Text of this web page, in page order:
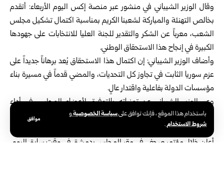
باستخدام هذا الموقع ، فإنك توافق علىسياسة الخصوصيةو
شروط الاستخدام.
موافق
وقال الوزير الشيباني في منشور عبر منصة إكس اليوم الأربعاء: ‏أتقدم
بخالص التهنئة والمباركة لشعبنا الكريم بمناسبة اكتمال تشكيل ‏مجلس
الشعب، معرباً عن الشكر والتقدير للجنة العليا ‏للانتخابات على جهودها
الكبيرة في إنجاح هذا الاستحقاق الوطني.‏
وأضاف الوزير الشيباني: إن اكتمال هذا الاستحقاق يُعد برهاناً جديداً ‏على
عزم سوريا الثابت في تجاوز كل التحديات، والمضي قدماً في ‏مسيرة بناء
مؤسسات الدولة بفاعلية واقتدار عالٍ.‏
وعبر الوزير الشيباني عن تمنياته بالتوفيق لأعضاء المجلس في أداء
‏مهامهم، نحو تعزيز الاستقرار والازدهار في سوريا الجديدة.‏
وكان رئيس اللجنة العليا لانتخابات مجلس الشعب محمد طه الأحمد
أعلن خلال مؤتمر صحفي
في مقر المجلس بدمشق في وقت سابق ‏اليوم،